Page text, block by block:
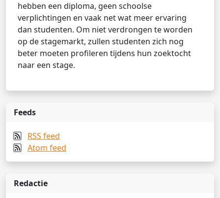
hebben een diploma, geen schoolse
verplichtingen en vaak net wat meer ervaring
dan studenten. Om niet verdrongen te worden
op de stagemarkt, zullen studenten zich nog
beter moeten profileren tijdens hun zoektocht
naar een stage.
Feeds
RSS feed
Atom feed
Redactie